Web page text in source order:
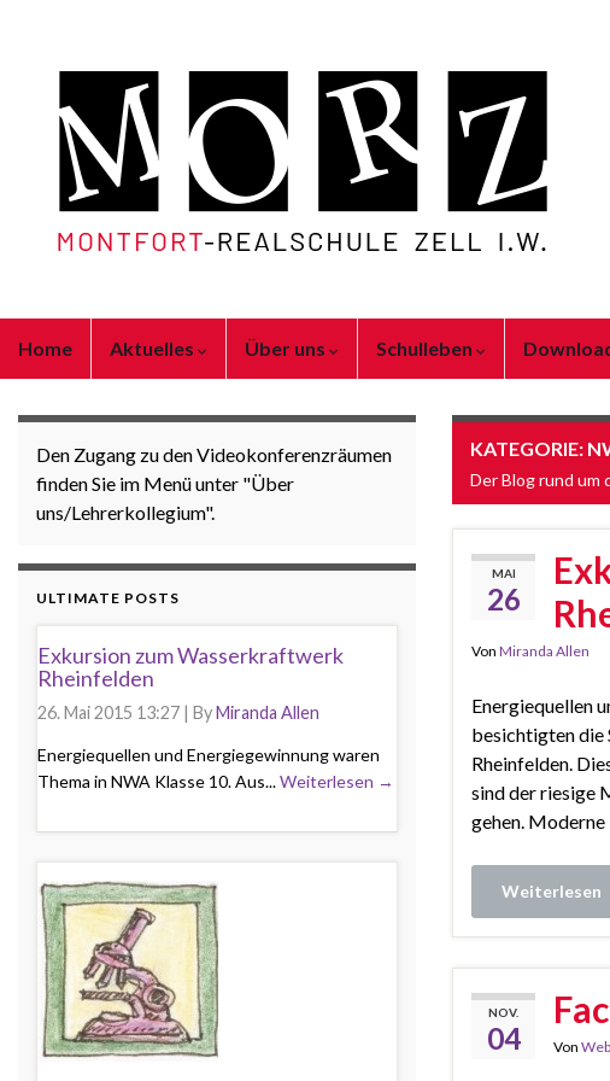
Home Aktuelles Über uns Schulleben
KATEGORIE:
Der Blog rund um
MAI
26
Von Miranda Allen
Energiequellen
besichtigten die
Rheinfelden.
sind der riesige
gehen.
Weiterlesen
NOV.
04 Von
Den Zugang zu den Videokonferenzräumen
finden Sie im Menü unter "Über
uns/Lehrerkollegium".
ULTIMATE POSTS
Exkursion zum Wasserkraftwerk
Rheinfelden
26. Mai 2015 13:27 | ByMiranda Allen
Energiequellen und Energiegewinnung waren
Thema in NWA Klasse 10. Aus...Weiterlesen →